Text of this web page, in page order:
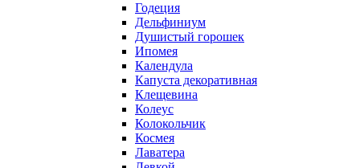
Годеция
Дельфиниум
Душистый горошек
Ипомея
Календула
Капуста декоративная
Клещевина
Колеус
Колокольчик
Космея
Лаватера